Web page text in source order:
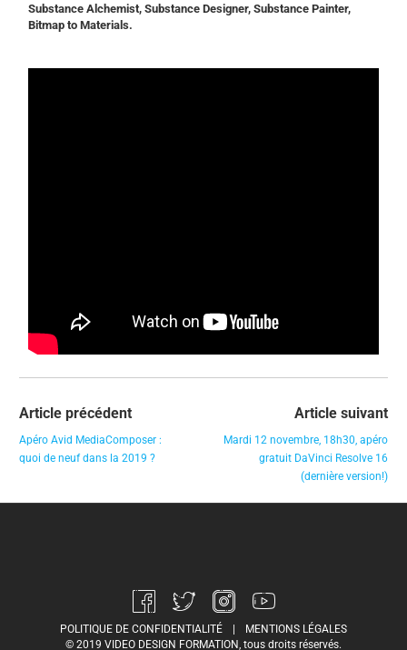
Substance Alchemist, Substance Designer, Substance Painter,
Bitmap to Materials.
Article précédent
Apéro Avid MediaComposer :
quoi de neuf dans la 2019 ?
Article suivant
Mardi 12 novembre, 18h30, apéro
gratuit DaVinci Resolve 16
(dernière version!)
POLITIQUE DE CONFIDENTIALITÉ |
MENTIONS LÉGALES
© 2019 VIDEO DESIGN FORMATION, tous droits réservés.